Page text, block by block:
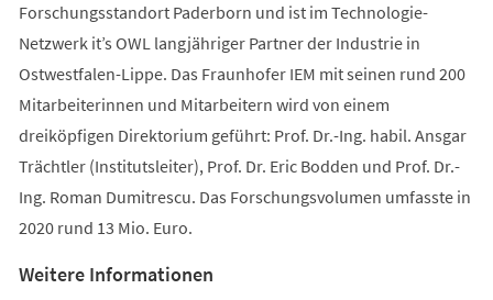
Forschungsstandort Paderborn und ist im Technologie-
Netzwerk it’s OWL langjähriger Partner der Industrie in
Ostwestfalen-Lippe. Das Fraunhofer IEM mit seinen rund 200
Mitarbeiterinnen und Mitarbeitern wird von einem
dreiköpfigen Direktorium geführt: Prof. Dr.-Ing. habil. Ansgar
Trächtler (Institutsleiter), Prof. Dr. Eric Bodden und Prof. Dr.-
Ing. Roman Dumitrescu. Das Forschungsvolumen umfasste in
2020 rund 13 Mio. Euro.
Weitere Informationen